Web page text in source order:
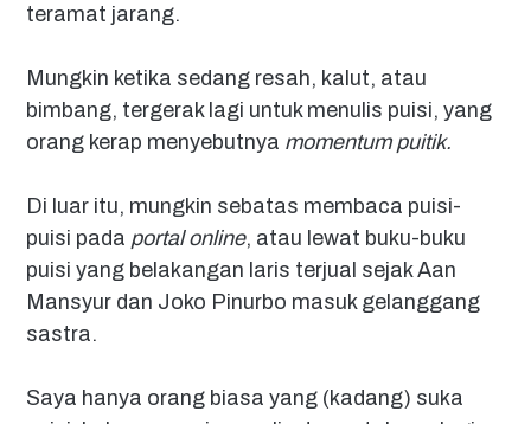
teramat jarang.
Mungkin ketika sedang resah, kalut, atau
bimbang, tergerak lagi untuk menulis puisi, yang
orang kerap menyebutnya momentum puitik.
Di luar itu, mungkin sebatas membaca puisi-
puisi pada portal online, atau lewat buku-buku
puisi yang belakangan laris terjual sejak Aan
Mansyur dan Joko Pinurbo masuk gelanggang
sastra.
Saya hanya orang biasa yang (kadang) suka